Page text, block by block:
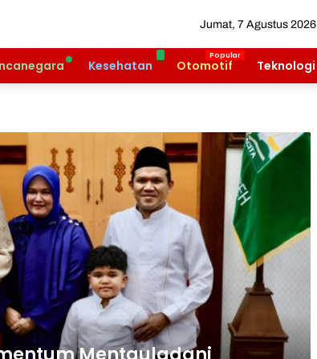
Jumat, 7 Agustus 2026
Kesehatan Otomotif Teknologi